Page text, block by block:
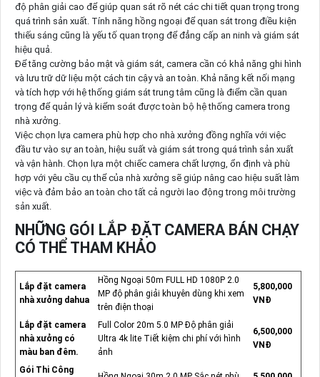
độ phân giải cao để giúp quan sát rõ nét các chi tiết quan trọng trong
quá trình sản xuất. Tính năng hồng ngoại để quan sát trong điều kiện
thiếu sáng cũng là yếu tố quan trọng để đẳng cấp an ninh và giám sát
hiệu quả.
Để tăng cường bảo mật và giám sát, camera cần có khả năng ghi hình
và lưu trữ dữ liệu một cách tin cậy và an toàn. Khả năng kết nối mạng
và tích hợp với hệ thống giám sát trung tâm cũng là điểm cần quan
trọng để quản lý và kiểm soát được toàn bộ hệ thống camera trong
nhà xưởng.
Việc chọn lựa camera phù hợp cho nhà xưởng đồng nghĩa với việc
đầu tư vào sự an toàn, hiệu suất và giám sát trong quá trình sản xuất
và vận hành. Chọn lựa một chiếc camera chất lượng, ổn định và phù
hợp với yêu cầu cụ thể của nhà xưởng sẽ giúp nâng cao hiệu suất làm
việc và đảm bảo an toàn cho tất cả người lao động trong môi trường
sản xuất.
NHỮNG GÓI LẮP ĐẶT CAMERA BÁN CHẠY
CÓ THỂ THAM KHẢO
Lắp đặt camera
nhà xưởng dahua
Hồng Ngoại 50m FULL HD 1080P 2.0
MP độ phân giải khuyên dùng khi xem
trên điện thoại
5,800,000
VNĐ
Lắp đặt camera
nhà xưởng có
màu ban đêm.
Full Color 20m 5.0 MP Độ phân giải
Ultra 4k lite Tiết kiệm chi phí với hình
ảnh
6,500,000
VNĐ
Gói Thi Công